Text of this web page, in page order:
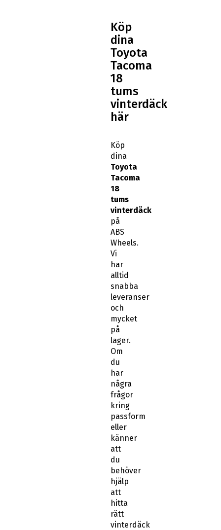
Köp
dina
Toyota
Tacoma
18
tums
vinterdäck
här
Köp
dina
Toyota
Tacoma
18
tums
vinterdäck
på
ABS
Wheels.
Vi
har
alltid
snabba
leveranser
och
mycket
på
lager.
Om
du
har
några
frågor
kring
passform
eller
känner
att
du
behöver
hjälp
att
hitta
rätt
vinterdäck